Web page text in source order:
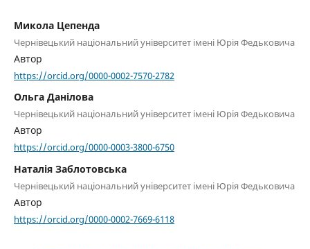
Микола Цепенда
Чернівецький національний університет імені Юрія Федьковича
Автор
https://orcid.org/0000-0002-7570-2782
Ольга Данілова
Чернівецький національний університет імені Юрія Федьковича
Автор
https://orcid.org/0000-0003-3800-6750
Наталія Заблотовська
Чернівецький національний університет імені Юрія Федьковича
Автор
https://orcid.org/0000-0002-7669-6118